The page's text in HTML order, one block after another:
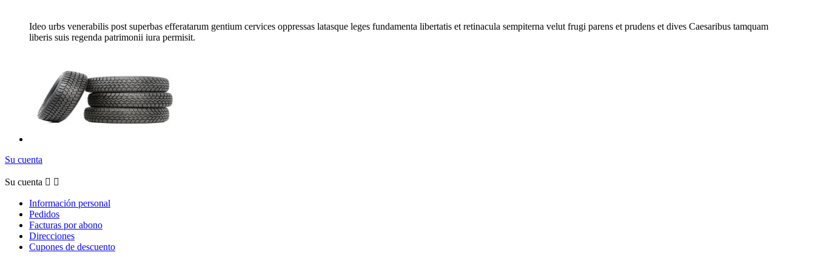
Ideo urbs venerabilis post superbas efferatarum gentium cervices oppressas latasque leges fundamenta libertatis et retinacula sempiterna velut frugi parens et prudens et dives Caesaribus tamquam
liberis suis regenda patrimonii iura permisit.
Su cuenta
Su cuenta  
Información personal
Pedidos
Facturas por abono
Direcciones
Cupones de descuento